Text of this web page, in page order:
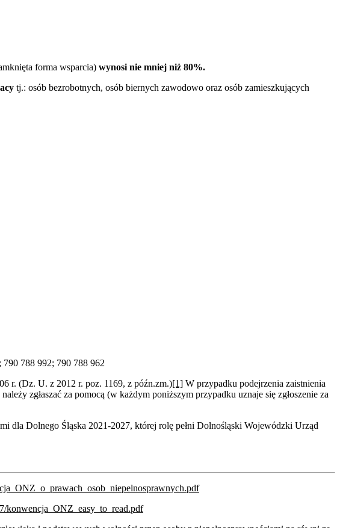
forma wsparcia) wynosi nie mniej niż 80%.
tj.: osób bezrobotnych, osób biernych zawodowo oraz osób zamieszkujących
788 992; 790 788 962
r. (Dz. U. z 2012 r. poz. 1169, z późn.zm.)[1] W przypadku podejrzenia zaistnienia
zgłaszać za pomocą (w każdym poniższym przypadku uznaje się zgłoszenie za
dla Dolnego Śląska 2021-2027, której rolę pełni Dolnośląski Wojewódzki Urząd
konwencja_ONZ_easy_to_read.pdf